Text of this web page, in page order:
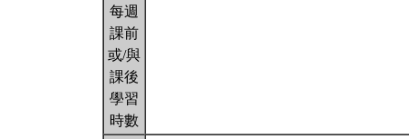
每週
課前
或/與
課後
學習
時數